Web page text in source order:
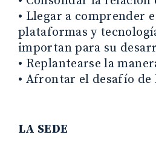
• Llegar a comprender
plataformas y
importan para su
• Replantearse la
• Afrontar el desafío de
LA SEDE